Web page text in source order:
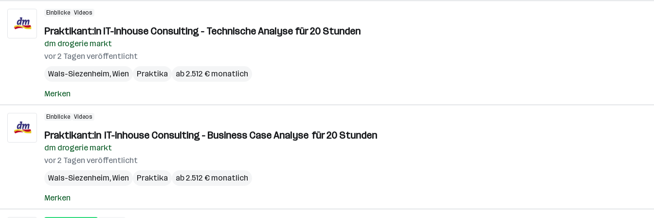
Einblicke Videos
Praktikant:in IT-Inhouse Consulting - Technische Analyse für 20 Stunden
dm drogerie markt
vor 2 Tagen veröffentlicht
Wals-Siezenheim,Wien Praktika ab 2.512 € monatlich
Merken
Einblicke Videos
Praktikant:in IT-Inhouse Consulting - Business Case Analyse für 20 Stunden
dm drogerie markt
vor 2 Tagen veröffentlicht
Wals-Siezenheim,Wien Praktika ab 2.512 € monatlich
Merken